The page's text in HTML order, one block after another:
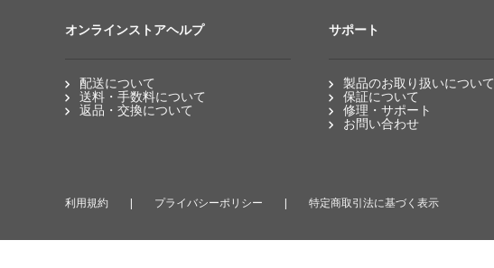
オンラインストアヘルプ
配送について
送料・手数料について
返品・交換について
サポート
製品のお取り扱いについて
保証について
修理・サポート
お問い合わせ
利用規約 プライバシーポリシー 特定商取引法に基づく表示